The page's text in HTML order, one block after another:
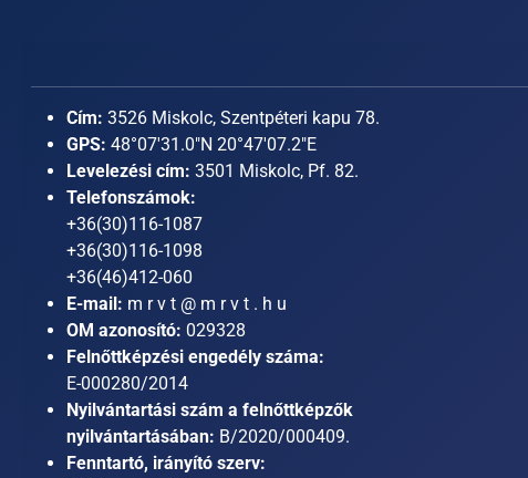
Cím: 3526 Miskolc, Szentpéteri kapu 78.
GPS: 48°07'31.0"N 20°47'07.2"E
Levelezési cím: 3501 Miskolc, Pf. 82.
Telefonszámok:
+36(30)116-1087
+36(30)116-1098
+36(46)412-060
E-mail: m r v t @ m r v t . h u
OM azonosító: 029328
Felnőttképzési engedély száma:
E-000280/2014
Nyilvántartási szám a felnőttképzők
nyilvántartásában: B/2020/000409.
Fenntartó, irányító szerv: